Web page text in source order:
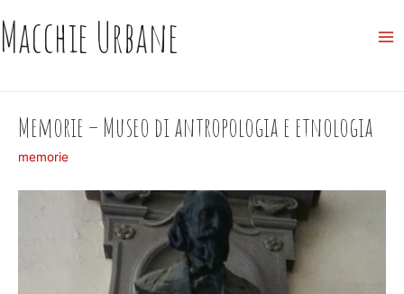
to
content
Macchie Urbane
Memorie – Museo di antropologia e etnologia
memorie